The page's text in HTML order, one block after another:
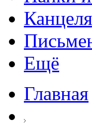
Ещё
Главная